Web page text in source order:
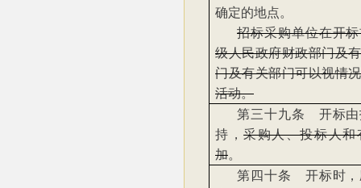
确定的地点。
招标采购单位在开
级人民政府财政部门及
门及有关部门可以视情
活动。
第三十九条 开标由
持，采购人、投标人和
加。
第四十条 开标时，